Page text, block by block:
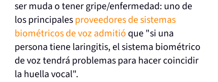
ser muda o tener gripe/enfermedad: uno de
los principalesproveedores de sistemas
biométricos de voz admitió que "si una
persona tiene laringitis, el sistema biométrico
de voz tendrá problemas para hacer coincidir
la huella vocal".